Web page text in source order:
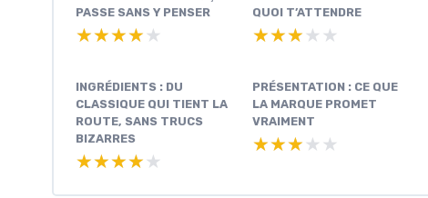
PASSE SANS Y PENSER
★★★★★
★★★★★
QUOI T’ATTENDRE
★★★★★
★★★★★
INGRÉDIENTS : DU
CLASSIQUE QUI TIENT LA
ROUTE, SANS TRUCS
BIZARRES
★★★★★
★★★★★
PRÉSENTATION : CE QUE
LA MARQUE PROMET
VRAIMENT
★★★★★
★★★★★